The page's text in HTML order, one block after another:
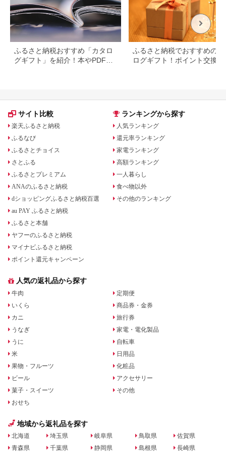
ふるさと納税おすすめ「カタロ
グギフト」を紹介！本やPDFカ
ふるさと納税でおすすめのカ
ログギフト！ポイント交換で
サイト比較
楽天ふるさと納税
ふるなび
ふるさとチョイス
さとふる
ふるさとプレミアム
ANAのふるさと納税
dショッピングふるさと納税百選
au PAY ふるさと納税
ふるさと本舗
ヤフーのふるさと納税
マイナビふるさと納税
ポイント還元キャンペーン
ランキングから探す
人気ランキング
還元率ランキング
家電ランキング
高額ランキング
一人暮らし
食べ物以外
その他のランキング
人気の返礼品から探す
牛肉
いくら
カニ
うなぎ
うに
米
果物・フルーツ
ビール
菓子・スイーツ
おせち
定期便
商品券・金券
旅行券
家電・電化製品
自転車
日用品
化粧品
アクセサリー
その他
地域から返礼品を探す
北海道
青森県
埼玉県
千葉県
岐阜県
静岡県
鳥取県
島根県
佐賀県
長崎県